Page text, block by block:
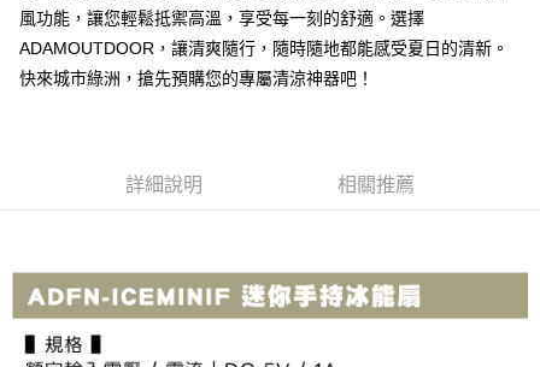
4.訂單成立30分鐘內，如未前往確認交易或遇審核未通過，訂單將自動取
法說明評估內容。
【繳款方式說明】
買賣價金債權讓與本公司後，依約使用本公司帳單繳交帳款。
2.基於同意付款使用「大哥付你分期」之契約關係目的，商店將以您的個人
資料（包含姓名、電話或地址）提供予台灣大哥大進項蒐集、處理及利用，
由本公司與您本人進行分期帳單所需資料之確認、核對及更正。
3.完整用戶服務條款，請詳閱以下連結：
https://oppay.tw/userRule
１．簡單：不需註冊會員、不需綁卡、不需儲值。
２．便利：只要手機號碼，簡訊認證，即可結帳。
２．訂單成立數日內，您將收到繳費通知簡訊。
３．收到繳費通知簡訊後14天內，點擊此簡訊中的連結，可透過四大超商／
※ 交易是否成功請以「AFTEE先享後付 」之結帳頁面顯示為準，若有關於
是否繳費成功／繳費後需取消欲退款等相關疑問，請聯繫「AFTEE先享後付
客戶支援中心」
貨到付款
運送方式
宅配
每筆NT$100，滿NT$799(含以上)免運費
付款後門市自取
風功能，讓您輕鬆抵禦高溫，享受每一刻的舒適。選擇
ADAMOUTDOOR，讓清爽隨行，隨時隨地都能感受夏日的清新。
快來城市綠洲，搶先預購您的專屬清涼神器吧！
詳細說明 相關推薦